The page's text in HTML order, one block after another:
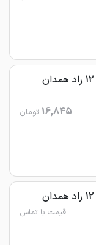
16,845 تومان
قیمت با تماس